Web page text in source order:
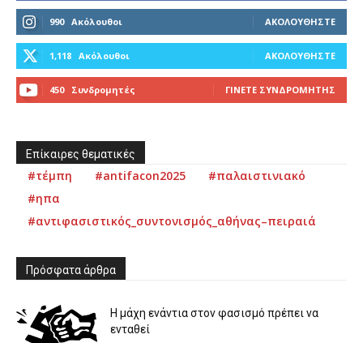
990 Ακόλουθοι ΑΚΟΛΟΥΘΉΣΤΕ
1,118 Ακόλουθοι ΑΚΟΛΟΥΘΉΣΤΕ
450 Συνδρομητές ΓΊΝΕΤΕ ΣΥΝΔΡΟΜΗΤΉΣ
Επίκαιρες θεματικές
#τέμπη #antifacon2025
#παλαιστινιακό
#ηπα
#αντιφασιστικός_συντονισμός_αθήνας–πειραιά
Πρόσφατα άρθρα
Η μάχη ενάντια στον φασισμό πρέπει να
ενταθεί